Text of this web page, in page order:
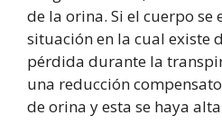
de la orina. Si el cuerpo se
situación en la cual existe
pérdida durante la
una reducción
de orina y esta se haya